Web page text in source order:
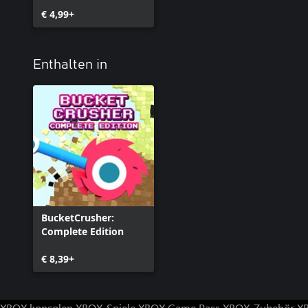
€ 4,99+
Enthalten in
BucketCrusher:
Complete Edition
€ 8,39+